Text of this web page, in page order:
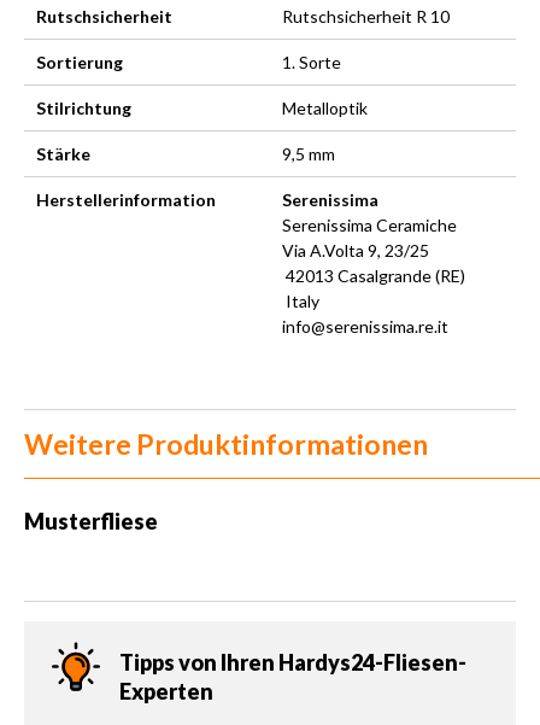
Rutschsicherheit Rutschsicherheit R 10
Sortierung 1. Sorte
Stilrichtung Metalloptik
Stärke 9,5 mm
Herstellerinformation
Serenissima
Serenissima Ceramiche
Via A.Volta 9, 23/25
42013 Casalgrande (RE)
Italy
info@serenissima.re.it
Weitere Produktinformationen
Musterfliese
Tipps von Ihren Hardys24-Fliesen-
Experten